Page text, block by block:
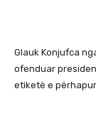
Glauk Konjufca
ofenduar
etiketë e